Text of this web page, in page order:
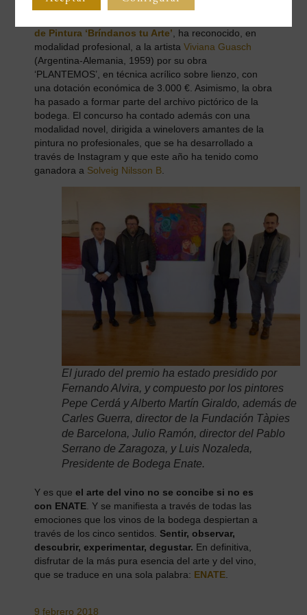
jóvenes creadores como con otros de dilatada
de Pintura ‘Bríndanos tu Arte’ , ha reconocido, en
modalidad profesional, a la artista Viviana Guasch
(Argentina-Alemania, 1959) por su obra
‘PLANTEMOS’, en técnica acrílico sobre lienzo, con
una dotación económica de 3.000 €. Asimismo, la obra
ha pasado a formar parte del archivo pictórico de la
bodega. El concurso ha contado además con una
modalidad novel, dirigida a winelovers amantes de la
pintura no profesionales, que se ha desarrollado a
través de Instagram y que este año ha tenido como
ganadora a Solveig Nilsson B
El jurado del premio ha estado presidido por
Fernando Alvira, y compuesto por los pintores
Pepe Cerdá y Alberto Martín Giraldo, además de
Carles Guerra, director de la Fundación Tàpies
de Barcelona, Julio Ramón, director del Pablo
Serrano de Zaragoza, y Luis Nozaleda,
Presidente de Bodega Enate.
Y es que el arte del vino no se concibe si no es
con ENATE . Y se manifiesta a través de todas las
emociones que los vinos de la bodega despiertan a
través de los cinco sentidos. Sentir, observar,
descubrir, experimentar, degustar. En definitiva,
disfrutar de la más pura esencia del arte y del vino,
que se traduce en una sola palabra: ENATE
9 febrero 2018